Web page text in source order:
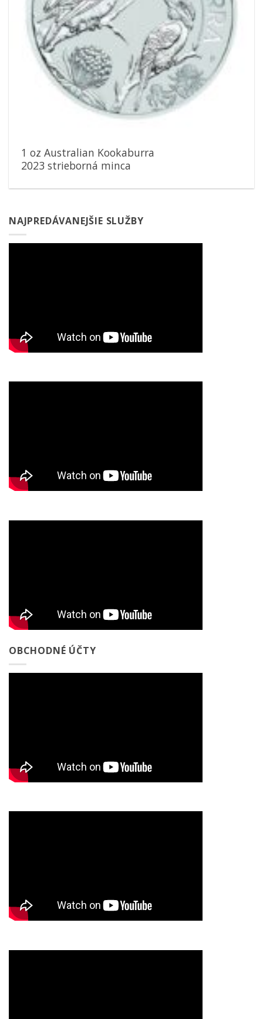
1 oz Australian Kookaburra
2023 strieborná minca
NAJPREDÁVANEJŠIE SLUŽBY
OBCHODNÉ ÚČTY